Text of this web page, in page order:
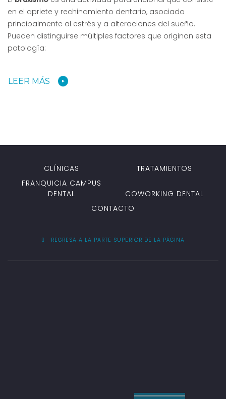
en el apriete y rechinamiento dentario, asociado
principalmente al estrés y a alteraciones del sueño.
Pueden distinguirse múltiples factores que originan esta
patología:
LEER MÁS
CLÍNICAS
TRATAMIENTOS
FRANQUICIA CAMPUS
DENTAL
COWORKING DENTAL
CONTACTO
REGRESA A LA PARTE SUPERIOR DE LA PÁGINA